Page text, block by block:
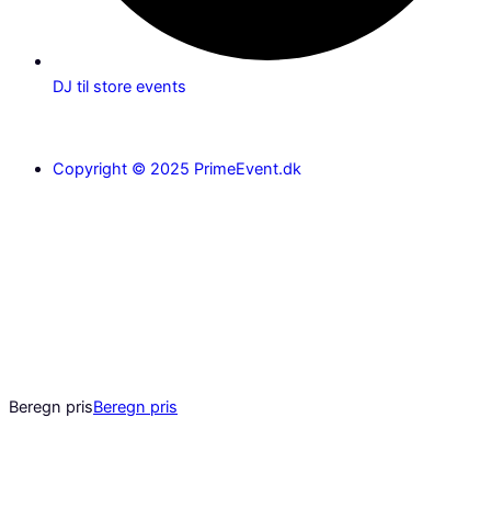
DJ til store events
Copyright © 2025 PrimeEvent.dk
Beregn prisBeregn pris